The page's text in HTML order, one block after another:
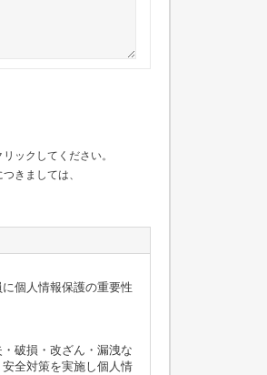
ックしてください。
きましては、
個人情報保護の重要性
破損・改ざん・漏洩な
全対策を実施し個人情